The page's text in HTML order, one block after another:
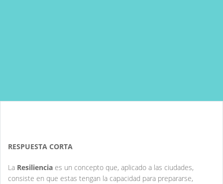
RESPUESTA CORTA
La Resiliencia es un concepto que, aplicado a las ciudades,
consiste en que estas tengan la capacidad para prepararse,